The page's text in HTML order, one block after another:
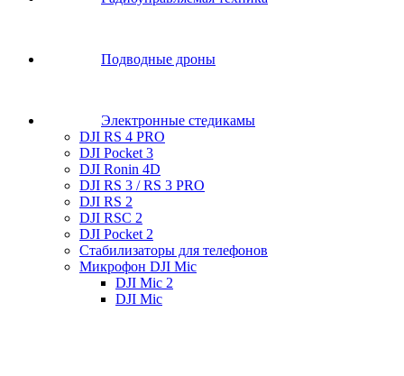
Подводные дроны
Электронные стедикамы
DJI RS 4 PRO
DJI Pocket 3
DJI Ronin 4D
DJI RS 3 / RS 3 PRO
DJI RS 2
DJI RSC 2
DJI Pocket 2
Стабилизаторы для телефонов
Микрофон DJI Mic
DJI Mic 2
DJI Mic